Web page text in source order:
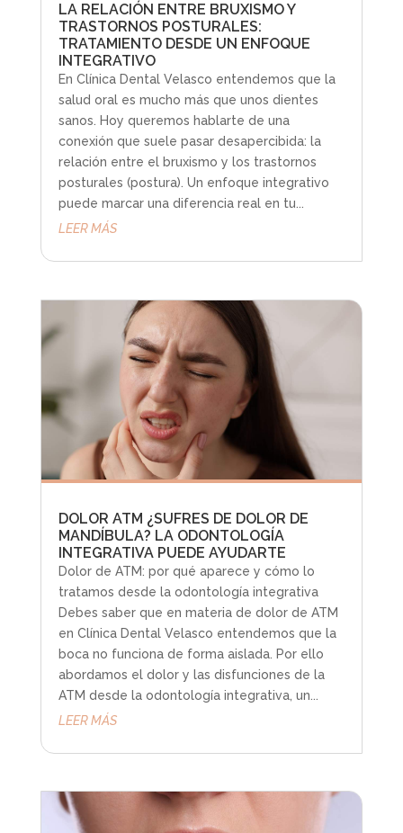
LA RELACIÓN ENTRE BRUXISMO Y
TRASTORNOS POSTURALES:
TRATAMIENTO DESDE UN ENFOQUE
INTEGRATIVO
En Clínica Dental Velasco entendemos que la
salud oral es mucho más que unos dientes
sanos. Hoy queremos hablarte de una
conexión que suele pasar desapercibida: la
relación entre el bruxismo y los trastornos
posturales (postura). Un enfoque integrativo
puede marcar una diferencia real en tu...
LEER MÁS
DOLOR ATM ¿SUFRES DE DOLOR DE
MANDÍBULA? LA ODONTOLOGÍA
INTEGRATIVA PUEDE AYUDARTE
Dolor de ATM: por qué aparece y cómo lo
tratamos desde la odontología integrativa
Debes saber que en materia de dolor de ATM
en Clínica Dental Velasco entendemos que la
boca no funciona de forma aislada. Por ello
abordamos el dolor y las disfunciones de la
ATM desde la odontología integrativa, un...
LEER MÁS